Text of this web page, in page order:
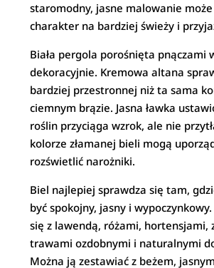
staromodny, jasne malowanie
charakter na bardziej świeży i
Biała pergola porośnięta pnączami
dekoracyjnie. Kremowa altana
bardziej przestronnej niż ta sama
ciemnym brązie. Jasna ławka
roślin przyciąga wzrok, ale nie
kolorze złamanej bieli mogą
rozświetlić narożniki.
Biel najlepiej sprawdza się tam,
być spokojny, jasny i wypoczynkowy.
się z lawendą, różami, hortensjami,
trawami ozdobnymi i naturalnymi
Można ją zestawiać z beżem,